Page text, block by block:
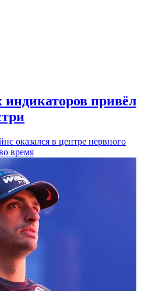
привёл
оказался в центре нервного
время